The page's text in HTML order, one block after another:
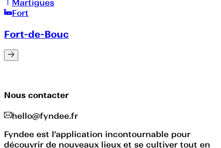
Martigues
Fort
Fort-de-Bouc
Nous contacter
hello@fyndee.fr
Fyndee est l’application incontournable pour
découvrir de nouveaux lieux et se cultiver tout en